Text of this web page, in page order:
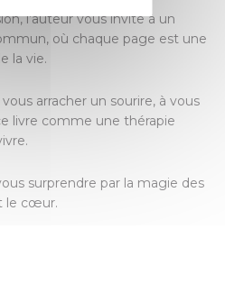
l’auteur vous invite à un
où chaque page est une
la vie.
arracher un sourire, à vous
livre comme une thérapie
surprendre par la magie des
le cœur.